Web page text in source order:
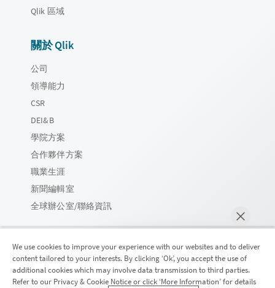
Qlik 區域
關於 Qlik
公司
領導能力
CSR
DEI&B
學院方案
合作夥伴方案
職業生涯
新聞編輯室
全球辦公室/聯絡資訊
Qlik 社群
We use cookies to improve your experience with our websites and to deliver
content tailored to your interests. By clicking ‘Ok’, you accept the use of
additional cookies which may involve data transmission to third parties.
Refer to our Privacy & Cookie Notice or click ‘More Information’ for details